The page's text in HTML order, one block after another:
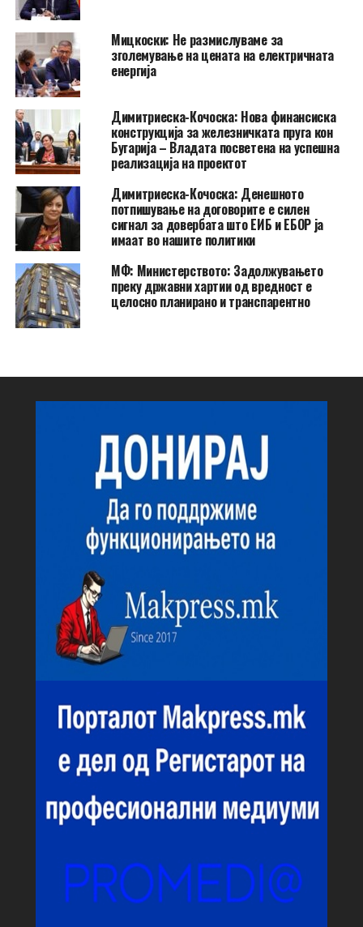
Мицкоски: Не размислуваме за
зголемување на цената на електричната
енергија
Димитриеска-Кочоска: Нова финансиска
конструкција за железничката пруга кон
Бугарија – Владата посветена на успешна
реализација на проектот
Димитриеска-Кочоска: Денешното
потпишување на договорите е силен
сигнал за довербата што ЕИБ и ЕБОР ја
имаат во нашите политики
МФ: Министерството: Задолжувањето
преку државни хартии од вредност е
целосно планирано и транспарентно